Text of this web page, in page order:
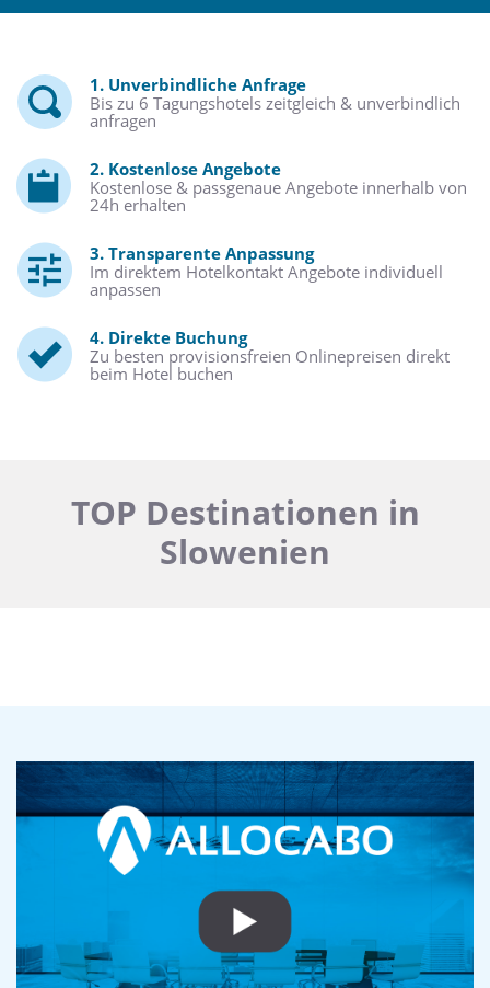
1. Unverbindliche Anfrage
Bis zu 6 Tagungshotels zeitgleich & unverbindlich
anfragen
2. Kostenlose Angebote
Kostenlose & passgenaue Angebote innerhalb von
24h erhalten
3. Transparente Anpassung
Im direktem Hotelkontakt Angebote individuell
anpassen
4. Direkte Buchung
Zu besten provisionsfreien Onlinepreisen direkt
beim Hotel buchen
TOP Destinationen in
Slowenien